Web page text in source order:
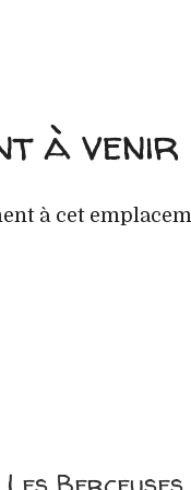
à venir
à cet